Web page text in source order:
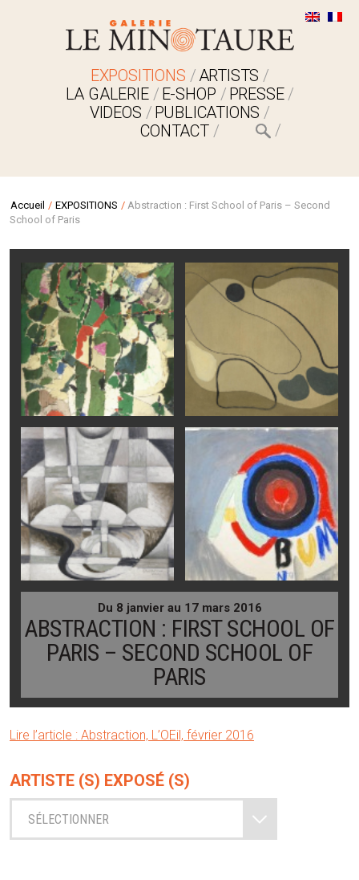
EXPOSITIONS
ARTISTS
LA GALERIE
E-SHOP
PRESSE
VIDEOS
PUBLICATIONS
CONTACT
Accueil / EXPOSITIONS / Abstraction : First School of Paris – Second
School of Paris
Du 8 janvier au 17 mars 2016
ABSTRACTION : FIRST SCHOOL OF
PARIS – SECOND SCHOOL OF
PARIS
Lire l’article : Abstraction, L’OEil, février 2016
ARTISTE (S) EXPOSÉ (S)
SÉLECTIONNER